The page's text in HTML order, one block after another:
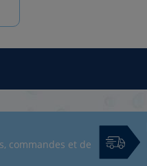
commandes et de